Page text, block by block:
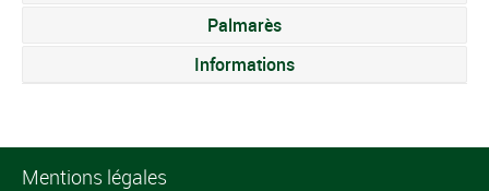
Palmarès
Informations
Mentions légales